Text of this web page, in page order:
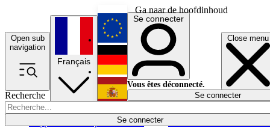
Ga naar de hoofdinhoud
Open sub
navigation
Close menu
Recherche
Se connecter
Économie
Français
English
Deutsch
Español
Se connecter
Vous êtes déconnecté.
Se connecter